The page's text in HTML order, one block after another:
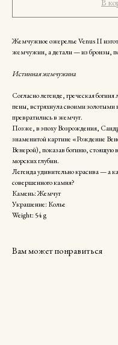
В
Жемчужное ожерелье Venus II
жемчужин, а детали — из бронзы,
Истинная жемчужина
Согласно легенде, греческая
пены, встряхнула своими
превратились в жемчуг.
Позже, в эпоху Возрождения,
знаменитой картине «Рождение
Венерой), показав богиню, стоящую
морских глубин.
Легенда удивительно красива — а
совершенного камня?
Камень: Жемчуг
Украшение: Колье
Weight: 54 g
Вам может понравиться